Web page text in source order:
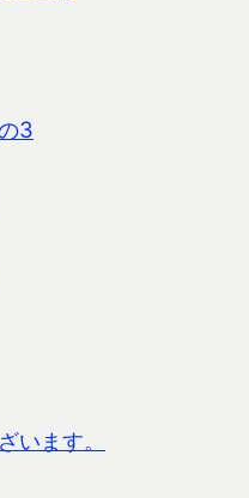
3
います。